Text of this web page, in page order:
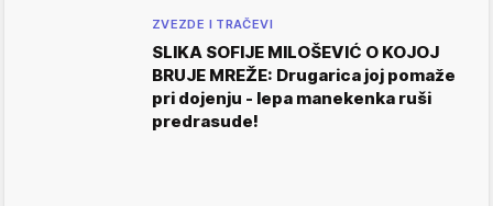
ZVEZDE I TRAČEVI
SLIKA SOFIJE MILOŠEVIĆ O KOJOJ
BRUJE MREŽE: Drugarica joj pomaže
pri dojenju - lepa manekenka ruši
predrasude!